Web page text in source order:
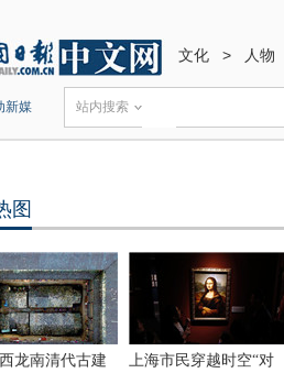
文化 > 人物
新媒
站内搜索
图
龙南清代古建
上海市民穿越时空“对